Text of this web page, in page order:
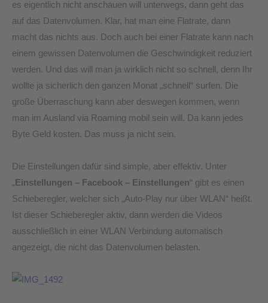
es eigentlich nicht anschauen will unterwegs, dann geht das
auf das Datenvolumen. Klar, hat man eine Flatrate, dann
macht das nichts aus. Doch auch bei einer Flatrate kann nach
einem gewissen Datenvolumen die Geschwindigkeit reduziert
werden. Und das will man ja wirklich nicht so schnell, denn Ihr
wollte ja sicherlich den ganzen Monat „schnell“ surfen. Die
große Überraschung kann aber deswegen kommen, wenn
man im Ausland via Roaming mobil sein will. Da kann jedes
Byte Geld kosten. Das muss ja nicht sein.
Die Einstellungen dafür sind simple, aber effektiv. Unter
„ Einstellungen – Facebook – Einstellungen“ gibt es einen
Schieberegler, welcher sich „Auto-Play nur über WLAN“ heißt.
Ist dieser Schieberegler aktiv, dann werden die Videos
ausschließlich in einer WLAN Verbindung automatisch
angezeigt, die nicht das Datenvolumen belasten.